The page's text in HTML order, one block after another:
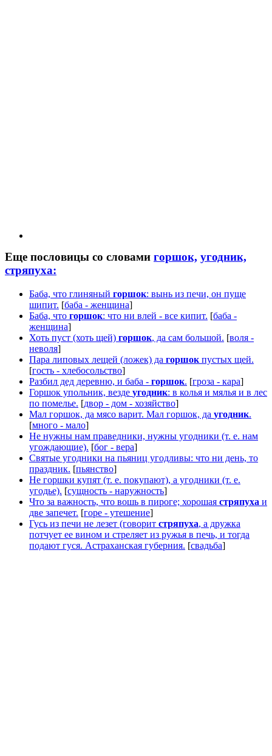
Еще пословицы со словами горшок, угодник,
стряпуха:
Баба, что глиняный горшок: вынь из печи, он пуще
шипит. [баба - женщина]
Баба, что горшок: что ни влей - все кипит. [баба -
женщина]
Хоть пуст (хоть щей) горшок, да сам большой. [воля -
неволя]
Пара липовых лещей (ложек) да горшок пустых щей.
[гость - хлебосольство]
Разбил дед деревню, и баба - горшок. [гроза - кара]
Горшок упольник, везде угодник: в колья и мялья и в лес
по помелье. [двор - дом - хозяйство]
Мал горшок, да мясо варит. Мал горшок, да угодник.
[много - мало]
Не нужны нам праведники, нужны угодники (т. е. нам
угождающие). [бог - вера]
Святые угодники на пьяниц угодливы: что ни день, то
праздник. [пьянство]
Не горшки купят (т. е. покупают), а угодники (т. е.
угодье). [сущность - наружность]
Что за важность, что вошь в пироге; хорошая стряпуха и
две запечет. [горе - утешение]
Гусь из печи не лезет (говорит стряпуха, а дружка
потчует ее вином и стреляет из ружья в печь, и тогда
подают гуся. Астраханская губерния. [свадьба]